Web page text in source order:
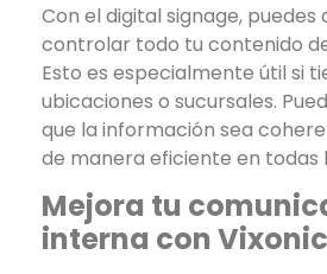
Con el digital signage,
controlar todo tu contenido
Esto es especialmente útil si
ubicaciones o sucursales.
que la información sea
de manera eficiente en todas
Mejora tu
interna con Vixonic